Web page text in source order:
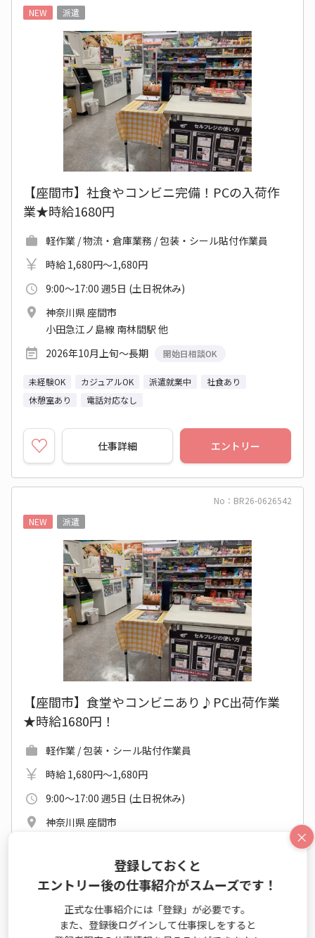
NEW
派遣
【座間市】社食やコンビニ完備！PCの入荷作
業★時給1680円
軽作業 / 物流・倉庫業務 / 包装・シール貼付作業員
時給 1,680円～1,680円
9:00～17:00 週5日 (土日祝休み)
神奈川県 座間市
小田急江ノ島線 南林間駅 他
2026年10月上旬～長期
開始日相談OK
未経験OK カジュアルOK 派遣就業中
社食あり
休憩室あり
電話対応なし
仕事詳細 エントリー
No：BR26-0626542
NEW
派遣
【座間市】食堂やコンビニあり♪PC出荷作業
★時給1680円！
軽作業 / 包装・シール貼付作業員
時給 1,680円～1,680円
9:00～17:00 週5日 (土日祝休み)
神奈川県 座間市
2026年10月上旬～長期
開始日相談OK
未経験OK カジュアルOK 複数名募集
派遣就業中
休憩室あり 電話対応なし
×
登録しておくと
エントリー後の仕事紹介がスムーズです！
正式な仕事紹介には「登録」が必要です。
また、登録後ログインして仕事探しをすると